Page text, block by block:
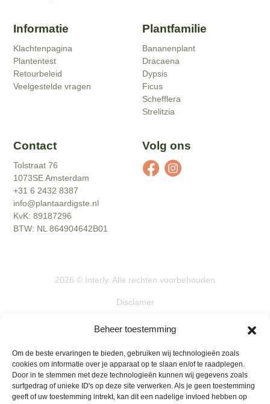
Beheer toestemming
Om de beste ervaringen te bieden, gebruiken wij technologieën zoals
cookies om informatie over je apparaat op te slaan en/of te raadplegen.
Door in te stemmen met deze technologieën kunnen wij gegevens zoals
surfgedrag of unieke ID's op deze site verwerken. Als je geen toestemming
geeft of uw toestemming intrekt, kan dit een nadelige invloed hebben op
Informatie
Klachtenpagina
Plantentest
Retourbeleid
Veelgestelde vragen
Plantfamilie
Bananenplant
Dracaena
Dypsis
Ficus
Schefflera
Strelitzia
Contact
Tolstraat 76
1073SE Amsterdam
+31 6 2432 8387
info@plantaardigste.nl
KvK: 89187296
BTW: NL 864904642B01
Volg ons
2026 © Interly. Alle rechten voorbehouden
Disclamer
Actievoorwaarden
Privacybeleid
Retourbeleid